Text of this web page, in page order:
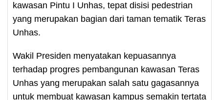
kawasan Pintu I Unhas, tepat disisi pedestrian
yang merupakan bagian dari taman tematik Teras
Unhas.
Wakil Presiden menyatakan kepuasannya
terhadap progres pembangunan kawasan Teras
Unhas yang merupakan salah satu gagasannya
untuk membuat kawasan kampus semakin tertata